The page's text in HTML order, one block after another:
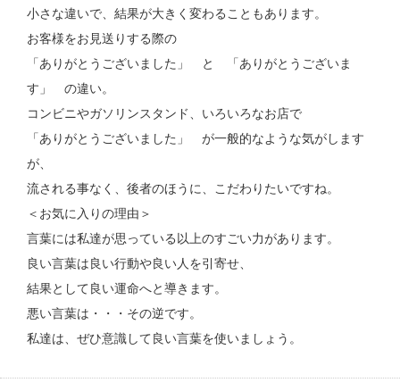
小さな違いで、結果が大きく変わることもあります。
お客様をお見送りする際の
「ありがとうございました」 と 「ありがとうございま
す」 の違い。
コンビニやガソリンスタンド、いろいろなお店で
「ありがとうございました」 が一般的なような気がします
が、
流される事なく、後者のほうに、こだわりたいですね。
＜お気に入りの理由＞
言葉には私達が思っている以上のすごい力があります。
良い言葉は良い行動や良い人を引寄せ、
結果として良い運命へと導きます。
悪い言葉は・・・その逆です。
私達は、ぜひ意識して良い言葉を使いましょう。